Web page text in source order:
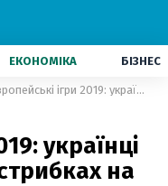
ЕКОНОМІКА БІЗНЕС
Європейські ігри 2019: українці вибороли срібло у стрибках на батуті
українці
на